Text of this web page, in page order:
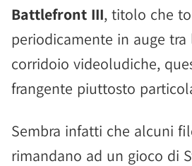
Battlefront III, titolo che
periodicamente in auge tra
corridoio videoludiche,
frangente piuttosto
Sembra infatti che alcuni
rimandano ad un gioco di